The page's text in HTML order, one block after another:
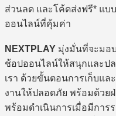
ส่วนลด และโค้ดส่งฟรี* แบ
ออนไลน์ที่คุ้มค่า
NEXTPLAY มุ่งมั่นที่จะมอ
ช้อปออนไลน์ให้สนุกและป
เรา ด้วยขั้นตอนการเก็บแ
งานให้ปลอดภัย พร้อมด้วย
พร้อมดำเนินการเมื่อมีการ